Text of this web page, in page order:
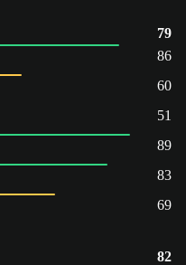
79
86
60
51
89
83
69
82